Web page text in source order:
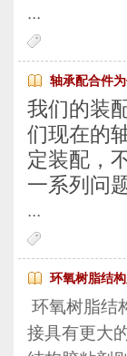
...
轴承配合件
我们的装
们现在的
定装配，
一系列问
...
环氧树脂结
环氧树脂结
接具有更大